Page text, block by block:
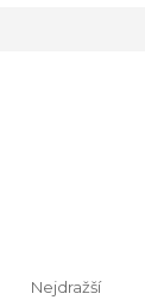
Nejdražší